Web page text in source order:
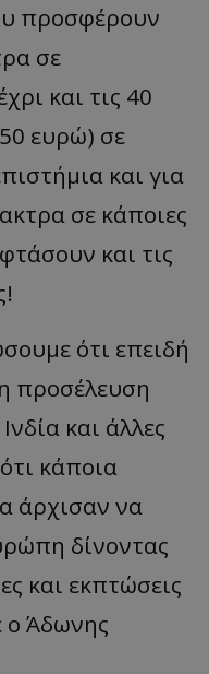
προσφέρουν
σε
και τις 40
ευρώ) σε
και για
σε κάποιες
και τις
ότι επειδή
προσέλευση
και άλλες
κάποια
άρχισαν να
δίνοντας
και εκπτώσεις
ο Άδωνης